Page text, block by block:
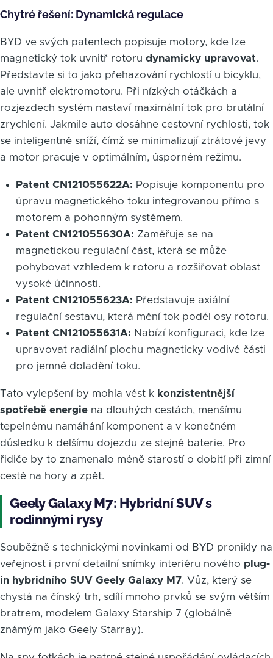
Chytré řešení: Dynamická regulace
BYD ve svých patentech popisuje motory, kde lze
magnetický tok uvnitř rotoru dynamicky upravovat.
Představte si to jako přehazování rychlostí u bicyklu,
ale uvnitř elektromotoru. Při nízkých otáčkách a
rozjezdech systém nastaví maximální tok pro brutální
zrychlení. Jakmile auto dosáhne cestovní rychlosti, tok
se inteligentně sníží, čímž se minimalizují ztrátové jevy
a motor pracuje v optimálním, úsporném režimu.
Patent CN121055622A: Popisuje komponentu pro
úpravu magnetického toku integrovanou přímo s
motorem a pohonným systémem.
Patent CN121055630A: Zaměřuje se na
magnetickou regulační část, která se může
pohybovat vzhledem k rotoru a rozšiřovat oblast
vysoké účinnosti.
Patent CN121055623A: Představuje axiální
regulační sestavu, která mění tok podél osy rotoru.
Patent CN121055631A: Nabízí konfiguraci, kde lze
upravovat radiální plochu magneticky vodivé části
pro jemné doladění toku.
Tato vylepšení by mohla vést k konzistentnější
spotřebě energie na dlouhých cestách, menšímu
tepelnému namáhání komponent a v konečném
důsledku k delšímu dojezdu ze stejné baterie. Pro
řidiče by to znamenalo méně starostí o dobití při zimní
cestě na hory a zpět.
Geely Galaxy M7: Hybridní SUV s
rodinnými rysy
Souběžně s technickými novinkami od BYD pronikly na
veřejnost i první detailní snímky interiéru nového plug-
in hybridního SUV Geely Galaxy M7. Vůz, který se
chystá na čínský trh, sdílí mnoho prvků se svým větším
bratrem, modelem Galaxy Starship 7 (globálně
známým jako Geely Starray).